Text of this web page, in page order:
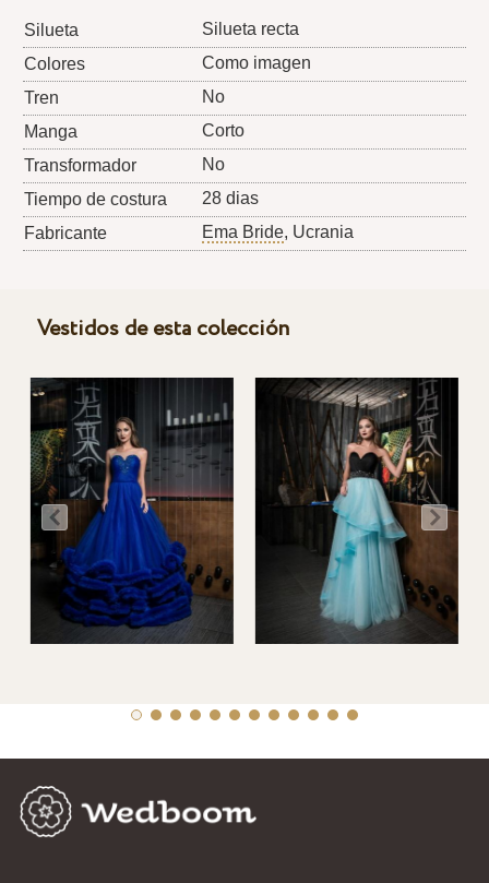
Silueta
Silueta recta
Colores
Como imagen
Tren
No
Manga
Corto
Transformador
No
Tiempo de costura
28 dias
Fabricante
Ema Bride, Ucrania
Vestidos de esta colección